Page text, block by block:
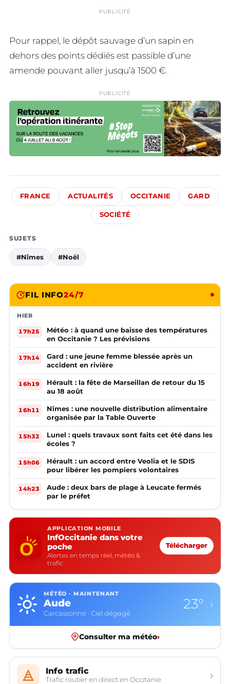
PUBLICITÉ
Pour rappel, le dépôt sauvage d’un sapin en
dehors des points dédiés est passible d’une
amende pouvant aller jusqu’à 1500 €.
PUBLICITÉ
FRANCE ACTUALITÉS OCCITANIE GARD
SOCIÉTÉ
SUJETS
#Nîmes #Noël
FIL INFO24/7
HIER
17h25
Météo : à quand une baisse des températures
en Occitanie ? Les prévisions
17h14
Gard : une jeune femme blessée après un
accident en rivière
16h19
Hérault : la fête de Marseillan de retour du 15
au 18 août
16h11
Nîmes : une nouvelle distribution alimentaire
organisée par la Table Ouverte
15h32
Lunel : quels travaux sont faits cet été dans les
écoles ?
15h06
Hérault : un accord entre Veolia et le SDIS
pour libérer les pompiers volontaires
14h23
Aude : deux bars de plage à Leucate fermés
par le préfet
APPLICATION MOBILE
InfOccitanie dans votre
poche
Alertes en temps réel, météo &
trafic
Télécharger
MÉTÉO · MAINTENANT
Aude
Carcassonne · Ciel dégagé
23° ›
Consulter ma météo›
Info trafic
Trafic routier en direct en Occitanie ›